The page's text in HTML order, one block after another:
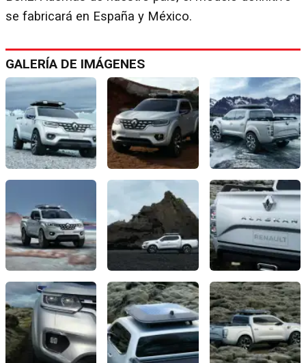
se fabricará en España y México.
GALERÍA DE IMÁGENES